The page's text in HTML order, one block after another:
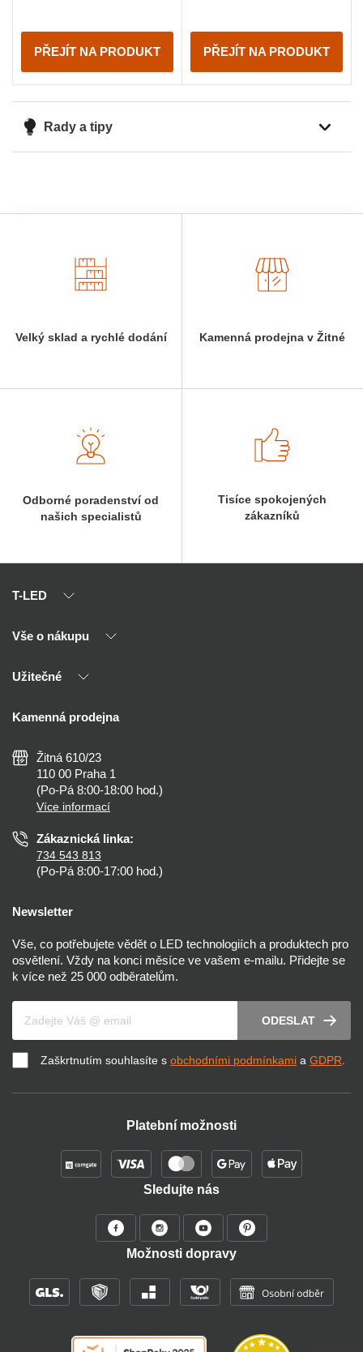
PŘEJÍT NA PRODUKT PŘEJÍT NA PRODUKT
Rady a tipy
Velký sklad a rychlé dodání Kamenná prodejna v Žitné
Odborné poradenství od
našich specialistů
Tisíce spokojených
zákazníků
T-LED
O nás
Kontakty
Vše o nákupu
Výhody T-LED
Montáž
Nejčastější dotazy
Než koupíte
Osvětlení dle místnosti
Užitečné
Reklamace a vrácení
Zásady ochrany soukromí
Nastavení cookies
Prohlášení o přístupnosti
Kamenná prodejna
Žitná 610/23
110 00 Praha 1
(Po-Pá 8:00-18:00 hod.)
Více informací
Zákaznická linka:
734 543 813
(Po-Pá 8:00-17:00 hod.)
Newsletter
Vše, co potřebujete vědět o LED technologiích a produktech pro
osvětlení. Vždy na konci měsíce ve vašem e-mailu. Přidejte se
k více než 25 000 odběratelům.
ODESLAT
Zaškrtnutím souhlasíte s obchodními podmínkami a GDPR.
Platební možnosti
Sledujte nás
Možnosti dopravy